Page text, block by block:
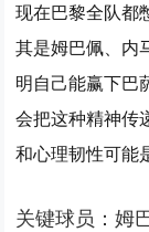
现在巴黎全队都
其是姆巴佩、内
明自己能赢下巴
会把这种精神传
和心理韧性可能
关键球员：姆